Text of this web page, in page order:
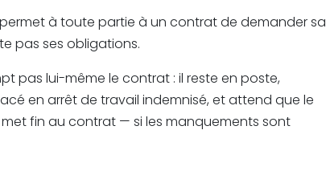
permet à toute partie à un contrat de demander sa
pas ses obligations.
pas lui-même le contrat : il reste en poste,
en arrêt de travail indemnisé, et attend que le
fin au contrat — si les manquements sont